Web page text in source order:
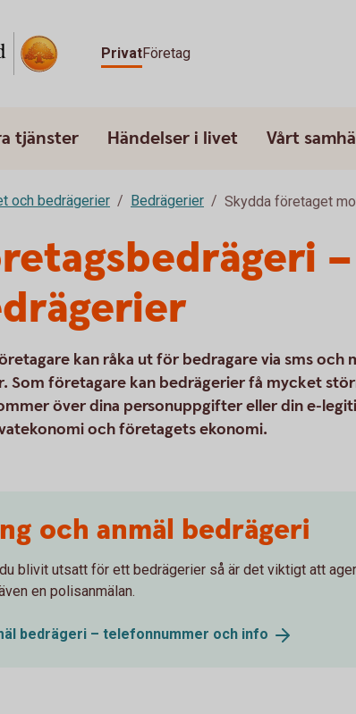
PrivatFöretag
tjänster Händelser i livet Vårt
och bedrägerier Bedrägerier Skydda företaget
kan råka ut för bedragare via sms och
Som företagare kan bedrägerier få mycket
över dina personuppgifter eller din e-
och företagets ekonomi.
och anmäl bedrägeri
blivit utsatt för ett bedrägerier så är det viktigt att
en polisanmälan.
bedrägeri – telefonnummer och info